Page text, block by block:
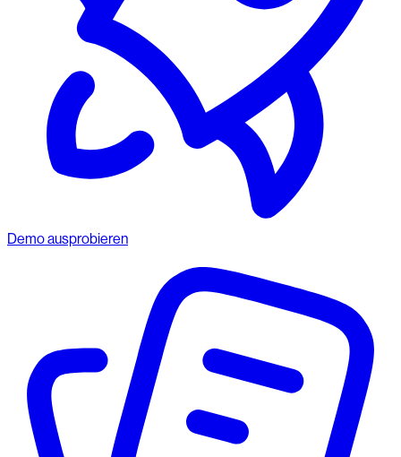
Demo ausprobieren